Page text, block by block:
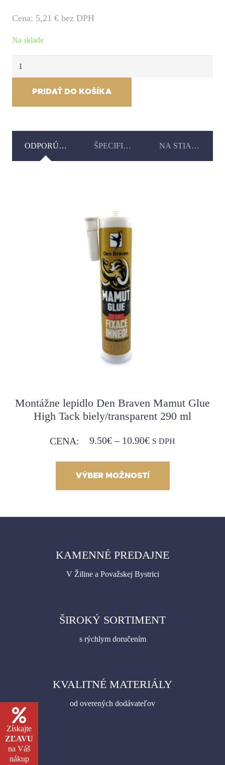
Cena: 5,21 € bez DPH
Na sklade
množstvo
Lišta
soklová
flex
5106
PRIDAŤ DO KOŠÍKA
ODPORÚČANÉ PRODUKTY
ŠPECIFIKÁCIA NA STIAHNUTIE
Montážne lepidlo Den Braven Mamut Glue
High Tack biely/transparent 290 ml
CENA: 9.50€– 10.90€ S DPH
VÝBER MOŽNOSTÍ
KAMENNÉ PREDAJNE
V Žiline a Považskej Bystrici
ŠIROKÝ SORTIMENT
s rýchlym doručením
KVALITNÉ MATERIÁLY
od overených dodávateľov
Získajte
ZĽAVU
na Váš
nákup